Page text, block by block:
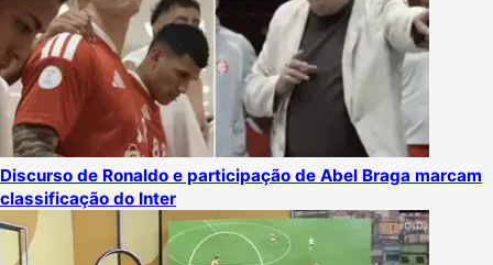
Discurso de Ronaldo e participação de Abel Braga marcam
classificação do Inter